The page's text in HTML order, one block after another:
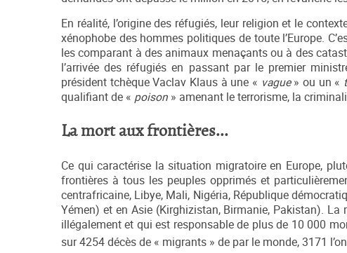
En réalité, l’origine des réfugiés, leur religion et le
xénophobe des hommes politiques de toute l’Europe.
les comparant à des animaux menaçants ou à des
l’arrivée des réfugiés en passant par le premier
président tchèque Vaclav Klaus à une « vague» ou un «
qualifiant de « poison » amenant le terrorisme, la
La mort aux frontières...
Ce qui caractérise la situation migratoire en Europe,
frontières à tous les peuples opprimés et
centrafricaine, Libye, Mali, Nigéria, République
Yémen) et en Asie (Kirghizistan, Birmanie, Pakistan).
illégalement et qui est responsable de plus de 10 000
sur 4254 décès de « migrants » de par le monde, 3171